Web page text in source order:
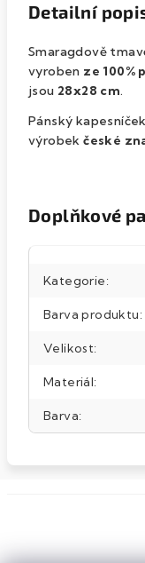
Detailní
Smaragdově
vyroben ze 100%
jsou 28x28 cm.
Pánský
výrobek české
Doplňkové
Kategorie:
Barva produktu:
Velikost:
Materiál:
Barva: